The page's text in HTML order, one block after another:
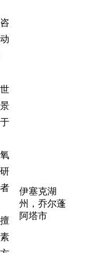
擅
伊塞克湖
州，乔尔蓬
阿塔市